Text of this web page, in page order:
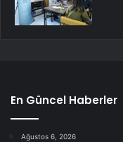
En Güncel Haberler
Ağustos 6, 2026